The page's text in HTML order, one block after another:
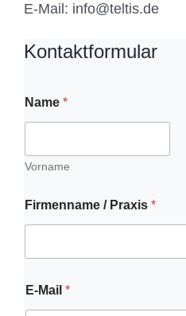
E-Mail: info@teltis.de
Kontaktformular
Name *
Vorname
Firmenname / Praxis *
E-Mail *